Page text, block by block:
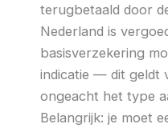
terugbetaald door
Nederland is
basisverzekering
indicatie — dit geldt
ongeacht het type
Belangrijk: je moet